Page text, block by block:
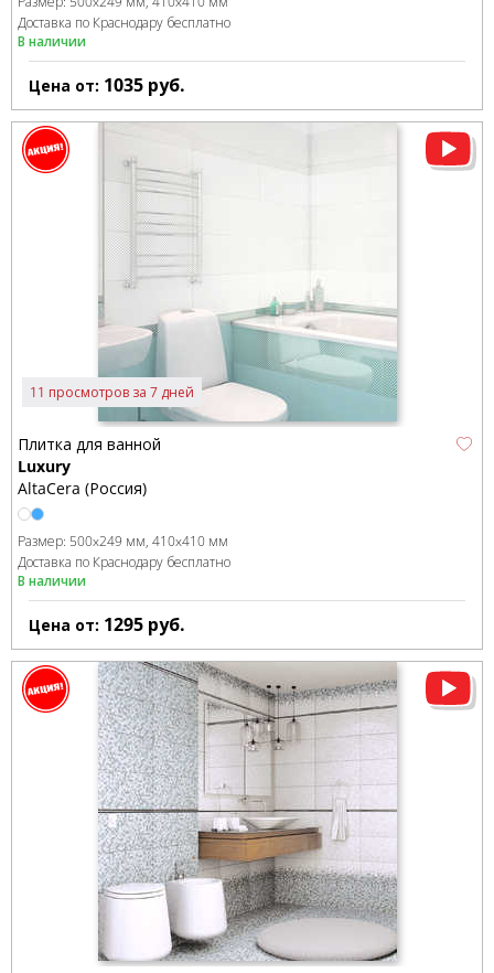
Доставка по Краснодару бесплатно
В наличии
Цена от: 1035 руб.
11 просмотров за 7 дней
Плитка для ванной
Luxury
AltaCera (Россия)
Размер: 500x249 мм 410x410 мм
Доставка по Краснодару бесплатно
В наличии
Цена от: 1295 руб.